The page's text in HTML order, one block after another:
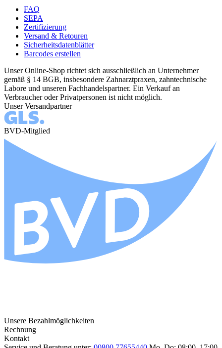
FAQ
SEPA
Zertifizierung
Versand & Retouren
Sicherheitsdatenblätter
Barcodes erstellen
Unser Online-Shop richtet sich ausschließlich an Unternehmer
gemäß § 14 BGB, insbesondere Zahnarztpraxen, zahntechnische
Labore und unseren Fachhandelspartner. Ein Verkauf an
Verbraucher oder Privatpersonen ist nicht möglich.
Unser Versandpartner
BVD-Mitglied
Unsere Bezahlmöglichkeiten
Rechnung
Kontakt